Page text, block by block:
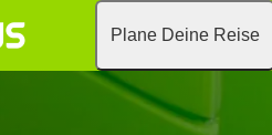
Plane Deine Reise